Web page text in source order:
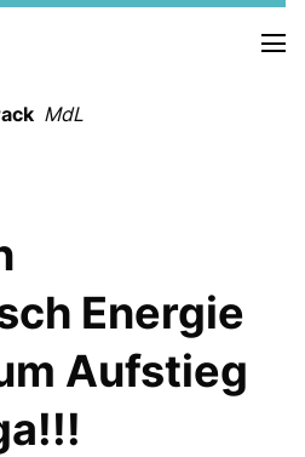
MdL
UND WERTE
UND WEGMARKEN
UND MENSCH
Energie
Aufstieg